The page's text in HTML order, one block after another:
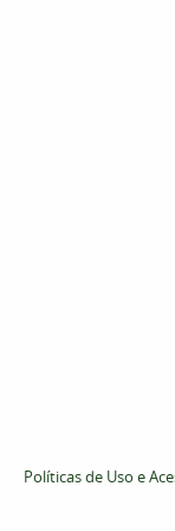
Políticas de Uso e